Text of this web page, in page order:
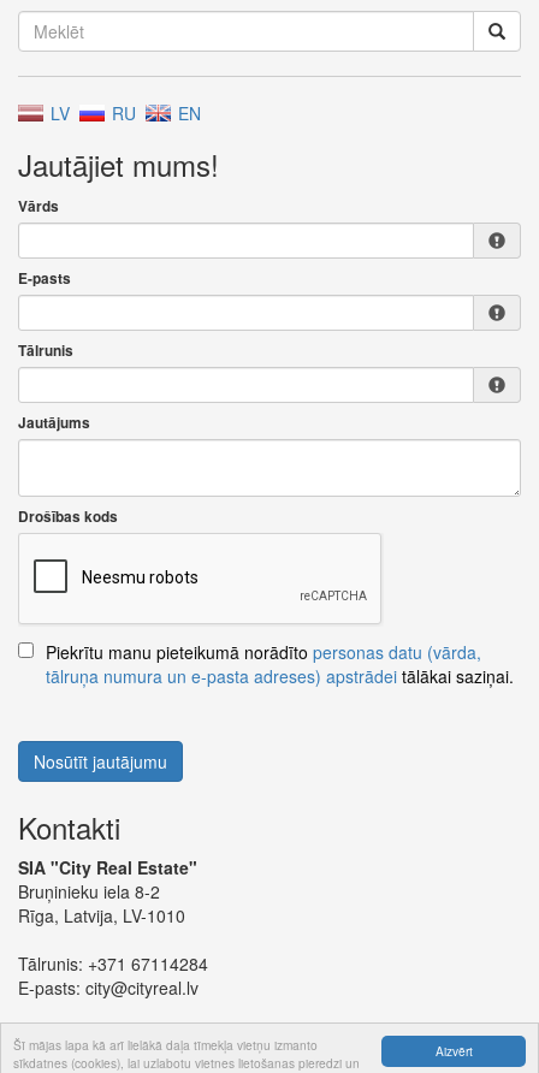
Aizvērt
Šī mājas lapa kā arī lielākā daļa tīmekļa vietņu izmanto
sīkdatnes (cookies), lai uzlabotu vietnes lietošanas pieredzi un
LV RU EN
Jautājiet mums!
Vārds
E-pasts
Tālrunis
Jautājums
Drošības kods
Piekrītu manu pieteikumā norādīto personas datu (vārda,
tālruņa numura un e-pasta adreses) apstrādei tālākai saziņai.
Nosūtīt jautājumu
Kontakti
SIA "City Real Estate"
Bruņinieku iela 8-2
Rīga, Latvija, LV-1010
Tālrunis: +371 67114284
E-pasts: city@cityreal.lv